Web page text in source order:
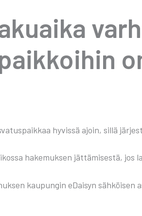
hyvis­sä ajoin, sil­lä
hake­muk­sen jät­tä­mi­ses­tä,
kau­pun­gin eDai­syn säh­köi­sen